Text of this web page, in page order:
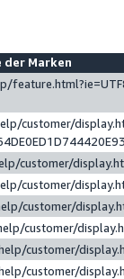
der Marken
customer/
customer/
customer/
customer/
customer/
customer/
customer/